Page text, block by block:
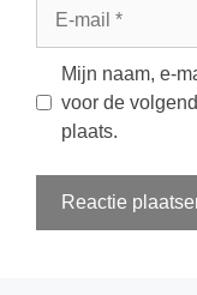
Mijn naam, e-
voor de
plaats.